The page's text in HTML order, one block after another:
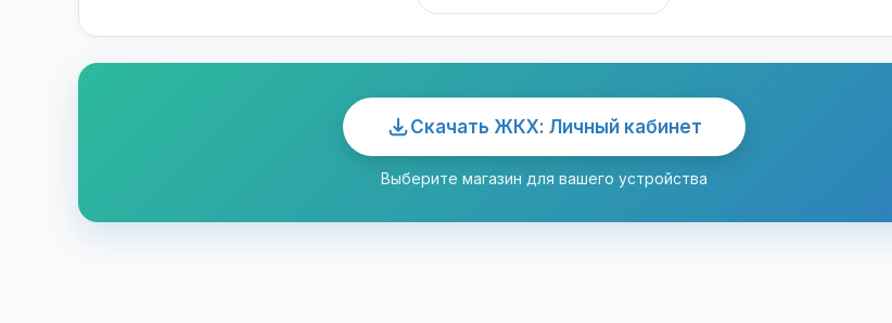
Скачать ЖКХ: Личный кабинет
Выберите магазин для вашего устройства